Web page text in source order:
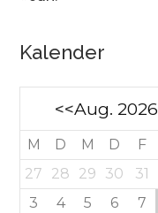
Kalender
<<Aug. 2026
M D M D F
27
28 29 30 31
3
4 5 6 7